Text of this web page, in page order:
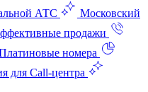
АТС
Московский
продажи
номера
для Call-центра